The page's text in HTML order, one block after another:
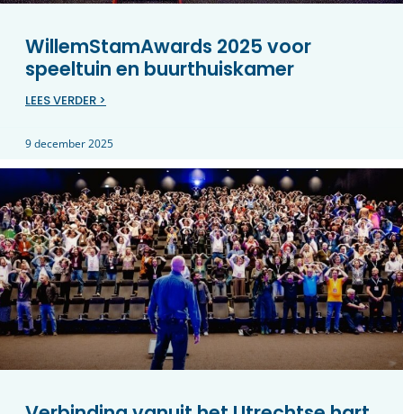
WillemStamAwards 2025 voor
speeltuin en buurthuiskamer
LEES VERDER >
9 december 2025